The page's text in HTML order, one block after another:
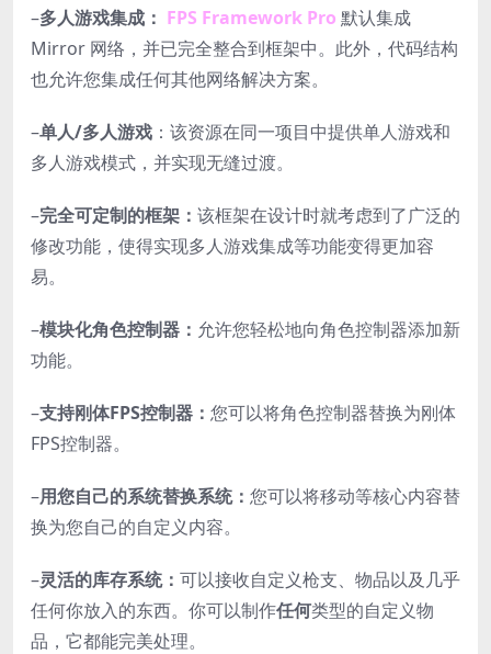
–多人游戏集成： FPS Framework Pro 默认集成
Mirror 网络，并已完全整合到框架中。此外，代码结构
也允许您集成任何其他网络解决方案。
–单人/多人游戏 ：该资源在同一项目中提供单人游戏和
多人游戏模式，并实现无缝过渡。
–完全可定制的框架： 该框架在设计时就考虑到了广泛的
修改功能，使得实现多人游戏集成等功能变得更加容
易。
–模块化角色控制器： 允许您轻松地向角色控制器添加新
功能。
–支持刚体FPS控制器： 您可以将角色控制器替换为刚体
FPS控制器。
–用您自己的系统替换系统： 您可以将移动等核心内容替
换为您自己的自定义内容。
–灵活的库存系统： 可以接收自定义枪支、物品以及几乎
任何你放入的东西。你可以制作任何类型的自定义物
品，它都能完美处理。